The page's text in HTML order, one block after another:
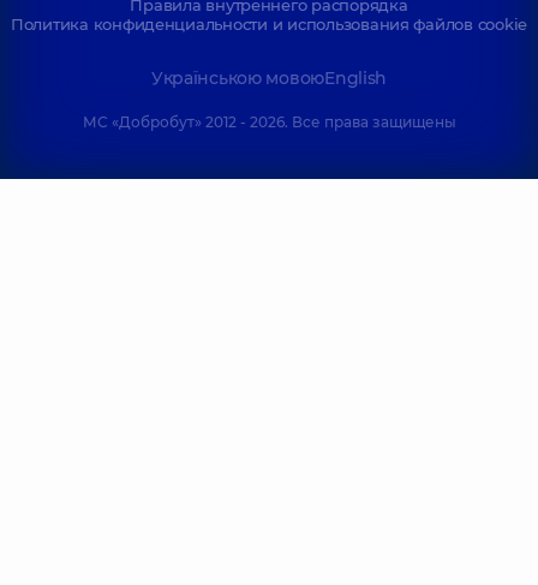
Правила внутреннего распорядка
Политика конфиденциальности и использования файлов cookie
Українською мовоюEnglish
МС «Добробут» 2012 - 2026. Все права защищены